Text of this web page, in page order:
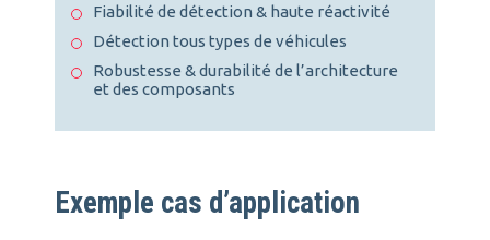
Fiabilité de détection & haute réactivité
Détection tous types de véhicules
Robustesse & durabilité de l’architecture
et des composants
Exemple cas d’application